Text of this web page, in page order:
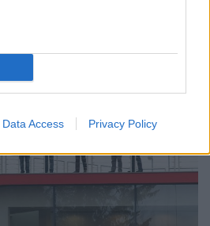
Data Access Privacy Policy
beszélt, csorbította a